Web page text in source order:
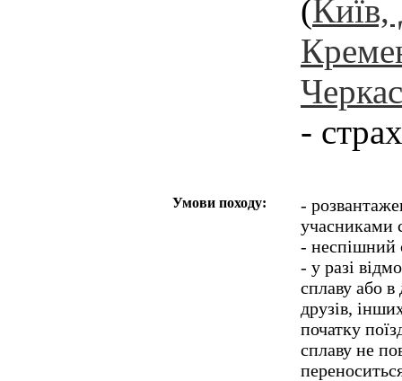
(Київ,
-
Умови походу:
-
учасниками
- неспішний
- у разі
сплаву або в
друзів,
початку
сплаву не